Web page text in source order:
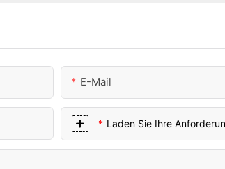
E-Mail
Laden Sie Ihre